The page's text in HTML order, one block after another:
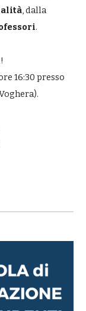
, dalla
.
16:30 presso